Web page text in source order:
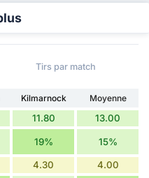
Tirs par match
Kilmarnock
Moyenne
11.80 13.00
19% 15%
4.30 4.00